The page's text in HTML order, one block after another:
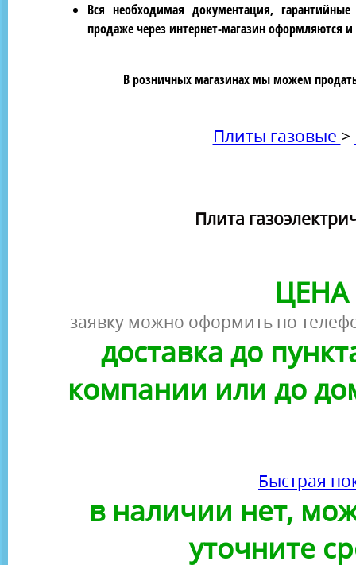
Вся необходимая документация,
продаже через интернет-магазин оформляются
В розничных магазинах мы можем
Плиты газовые >
Плита
ЦЕНА
заявку можно оформить по
доставка до
компании или до
Быстрая
в наличии нет,
уточните